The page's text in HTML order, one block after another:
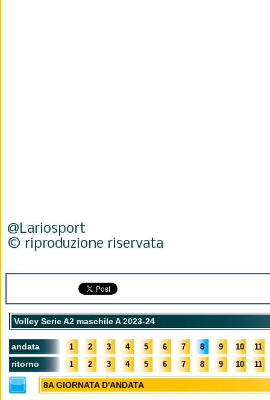
@Lariosport
© riproduzione riservata
Volley Serie A2 maschile A 2023-24
andata 1 2 3 4 5 6 7 8 9 10 11
ritorno 1 2 3 4 5 6 7 8 9 10 11
8A GIORNATA D'ANDATA